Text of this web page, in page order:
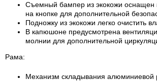
Съемный бампер из экокожи оснащен
на кнопке для дополнительной
Подножку из экокожи легко очистить
В капюшоне предусмотрена
молнии для дополнительной
Рама:
Механизм складывания алюминиевой